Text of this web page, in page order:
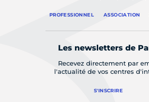
PROFESSIONNEL ASSOCIATION
Les newsletters de
Recevez directement par
l'actualité de vos centres
S'INSCRIRE